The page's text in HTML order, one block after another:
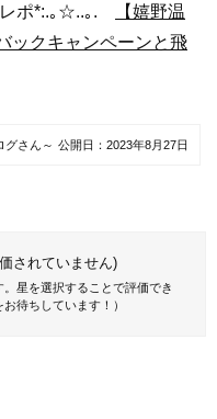
ポ*:.｡☆..｡.
【嬉野温
ックキャンペーンと飛
グさん～ 公開日： 2023年8月27日
されていません)
。星を選択することで評価でき
待ちしています！）